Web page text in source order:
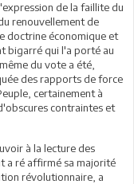
de la faillite du
renouvellement de
doctrine économique et
bigarré qui l'a porté au
du vote a été,
des rapports de force
certainement à
contraintes et
à la lecture des
a ré affirmé sa majorité
révolutionnaire, a